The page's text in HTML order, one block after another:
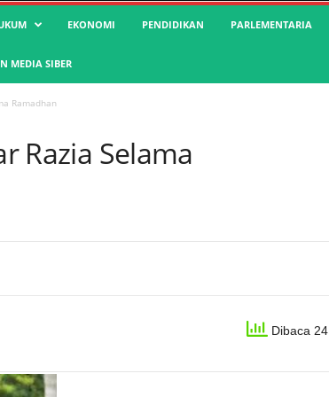
EKONOMI PENDIDIKAN PARLEMENTARIA
MEDIA SIBER
Ramadhan
Razia Selama
Dibaca 24